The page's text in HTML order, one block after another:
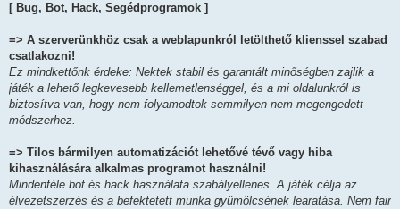
[ Bug, Bot, Hack, Segédprogramok ]
=> A szerverünkhöz csak a weblapunkról letölthető klienssel szabad
csatlakozni!
Ez mindkettőnk érdeke: Nektek stabil és garantált minőségben zajlik a
játék a lehető legkevesebb kellemetlenséggel, és a mi oldalunkról is
biztosítva van, hogy nem folyamodtok semmilyen nem megengedett
módszerhez.
=> Tilos bármilyen automatizációt lehetővé tévő vagy hiba
kihasználására alkalmas programot használni!
Mindenféle bot és hack használata szabályellenes. A játék célja az
élvezetszerzés és a befektetett munka gyümölcsének learatása. Nem fair